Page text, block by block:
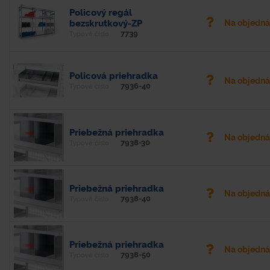
Policový regál
bezskrutkový-ZP
7739
Na
Policová priehradka
7936-40
Na
Priebežná priehradka
7938-30
Na
Priebežná priehradka
7938-40
Na
Priebežná priehradka
7938-50
Na